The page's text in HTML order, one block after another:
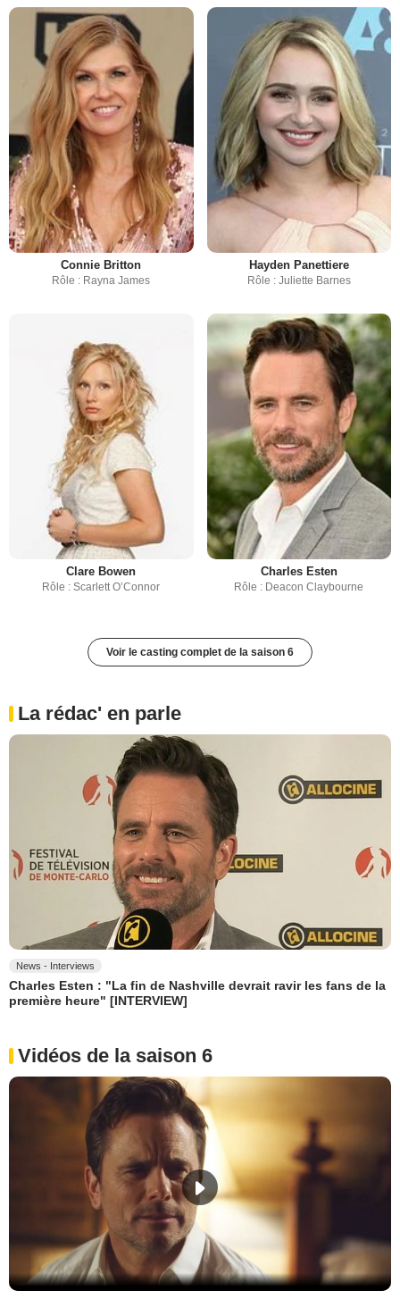
Connie Britton
Rôle : Rayna James
Hayden Panettiere
Rôle : Juliette Barnes
Clare Bowen
Rôle : Scarlett O’Connor
Charles Esten
Rôle : Deacon Claybourne
Voir le casting complet de la saison 6
La rédac' en parle
News - Interviews
Charles Esten : "La fin de Nashville devrait ravir les fans de la
première heure" [INTERVIEW]
Vidéos de la saison 6